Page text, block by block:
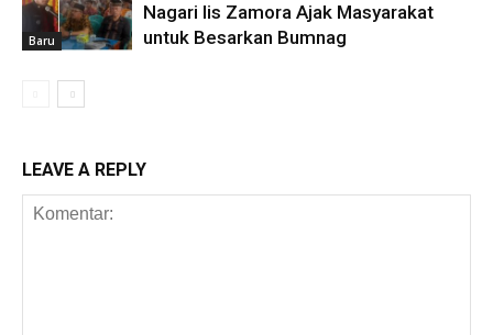
Baru
Nagari Iis Zamora Ajak Masyarakat
untuk Besarkan Bumnag
LEAVE A REPLY